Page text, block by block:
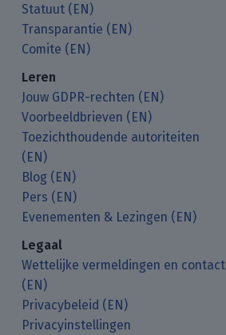
Statuut (EN)
Transparantie (EN)
Comite (EN)
Leren
Jouw GDPR-rechten (EN)
Voorbeeldbrieven (EN)
Toezichthoudende autoriteiten
(EN)
Blog (EN)
Pers (EN)
Evenementen & Lezingen (EN)
Legaal
Wettelijke vermeldingen en contact
(EN)
Privacybeleid (EN)
Privacyinstellingen